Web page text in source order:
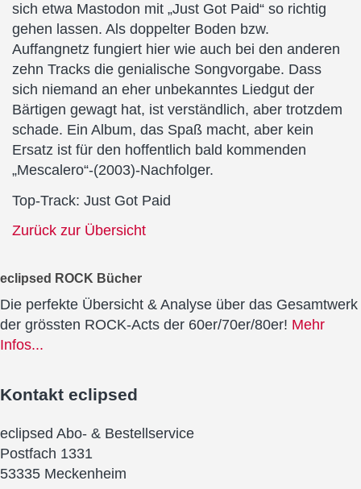
sich etwa Mastodon mit „Just Got Paid“ so richtig
gehen lassen. Als doppelter Boden bzw.
Auffangnetz fungiert hier wie auch bei den anderen
zehn Tracks die genialische Songvorgabe. Dass
sich niemand an eher unbekanntes Liedgut der
Bärtigen gewagt hat, ist verständlich, aber trotzdem
schade. Ein Album, das Spaß macht, aber kein
Ersatz ist für den hoffentlich bald kommenden
„Mescalero“-(2003)-Nachfolger.
Top-Track: Just Got Paid
Zurück zur Übersicht
eclipsed ROCK Bücher
Die perfekte Übersicht & Analyse über das Gesamtwerk
der grössten ROCK-Acts der 60er/70er/80er! Mehr
Infos...
Kontakt eclipsed
eclipsed Abo- & Bestellservice
Postfach 1331
53335 Meckenheim